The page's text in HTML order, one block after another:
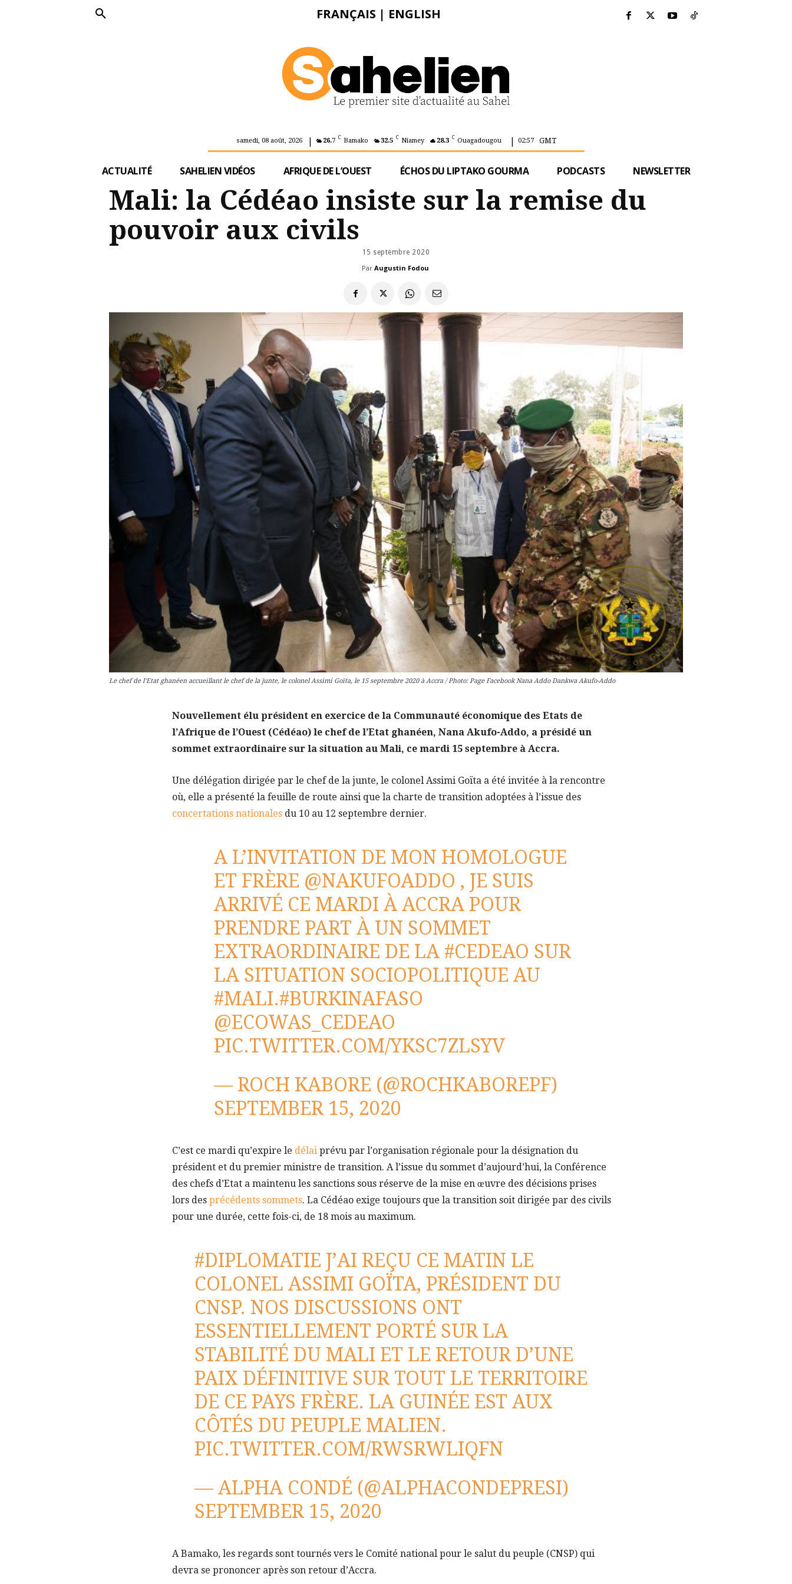
FRANÇAIS | ENGLISH
samedi, 08 août, 2026 | 26.7 C Bamako 32.5 C Niamey 28.3 C Ouagadougou | 02:57 GMT
ACTUALITÉ SAHELIEN VIDÉOS AFRIQUE DE L’OUEST ÉCHOS DU LIPTAKO GOURMA PODCASTS NEWSLETTER
Mali: la Cédéao insiste sur la remise du
pouvoir aux civils
15 septembre 2020
Par Augustin Fodou
Le chef de l’Etat ghanéen accueillant le chef de la junte, le colonel Assimi Goïta, le 15 septembre 2020 à Accra / Photo: Page Facebook Nana Addo Dankwa Akufo-Addo
Nouvellement élu président en exercice de la Communauté économique des Etats de
l’Afrique de l’Ouest (Cédéao) le chef de l’Etat ghanéen, Nana Akufo-Addo, a présidé un
sommet extraordinaire sur la situation au Mali, ce mardi 15 septembre à Accra.
Une délégation dirigée par le chef de la junte, le colonel Assimi Goïta a été invitée à la rencontre
où, elle a présenté la feuille de route ainsi que la charte de transition adoptées à l’issue des
concertations nationales du 10 au 12 septembre dernier.
A L’INVITATION DE MON HOMOLOGUE
ET FRÈRE @NAKUFOADDO , JE SUIS
ARRIVÉ CE MARDI À ACCRA POUR
PRENDRE PART À UN SOMMET
EXTRAORDINAIRE DE LA #CEDEAO SUR
LA SITUATION SOCIOPOLITIQUE AU
#MALI.#BURKINAFASO
@ECOWAS_CEDEAO
PIC.TWITTER.COM/YKSC7ZLSYV
— ROCH KABORE (@ROCHKABOREPF)
SEPTEMBER 15, 2020
C’est ce mardi qu’expire le délai prévu par l’organisation régionale pour la désignation du
président et du premier ministre de transition. A l’issue du sommet d’aujourd’hui, la Conférence
des chefs d’Etat a maintenu les sanctions sous réserve de la mise en œuvre des décisions prises
lors des précédents sommets. La Cédéao exige toujours que la transition soit dirigée par des civils
pour une durée, cette fois-ci, de 18 mois au maximum.
#DIPLOMATIE J’AI REÇU CE MATIN LE
COLONEL ASSIMI GOÏTA, PRÉSIDENT DU
CNSP. NOS DISCUSSIONS ONT
ESSENTIELLEMENT PORTÉ SUR LA
STABILITÉ DU MALI ET LE RETOUR D’UNE
PAIX DÉFINITIVE SUR TOUT LE TERRITOIRE
DE CE PAYS FRÈRE. LA GUINÉE EST AUX
CÔTÉS DU PEUPLE MALIEN.
PIC.TWITTER.COM/RWSRWLIQFN
— ALPHA CONDÉ (@ALPHACONDEPRESI)
SEPTEMBER 15, 2020
A Bamako, les regards sont tournés vers le Comité national pour le salut du peuple (CNSP) qui
devra se prononcer après son retour d’Accra.